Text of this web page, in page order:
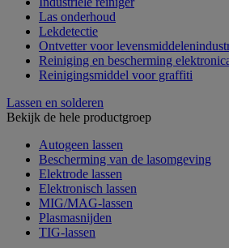
Las onderhoud
Lekdetectie
Ontvetter voor
Reiniging en bescherming
Reinigingsmiddel voor graffiti
Lassen en solderen
Bekijk de hele productgroep
Autogeen lassen
Bescherming van de lasomgeving
Elektrode lassen
Elektronisch lassen
MIG/MAG-lassen
Plasmasnijden
TIG-lassen